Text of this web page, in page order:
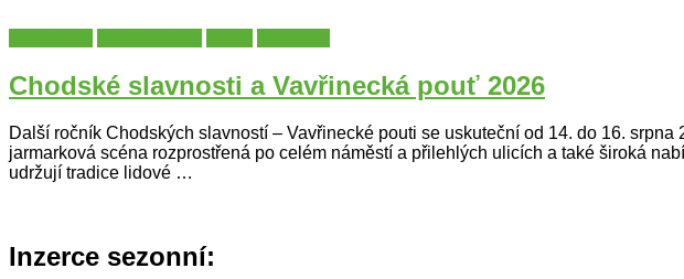
Chodské slavnosti a Vavřinecká pouť 2026
Další ročník Chodských slavností – Vavřinecké pouti se uskuteční od 14. do 16.
jarmarková scéna rozprostřená po celém náměstí a přilehlých ulicích a také široká
udržují tradice lidové …
Inzerce sezonní: